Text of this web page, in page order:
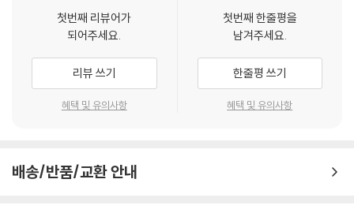
첫번째 리뷰어가
되어주세요.
리뷰 쓰기
혜택 및 유의사항
첫번째 한줄평을
남겨주세요.
한줄평 쓰기
혜택 및 유의사항
배송/반품/교환 안내